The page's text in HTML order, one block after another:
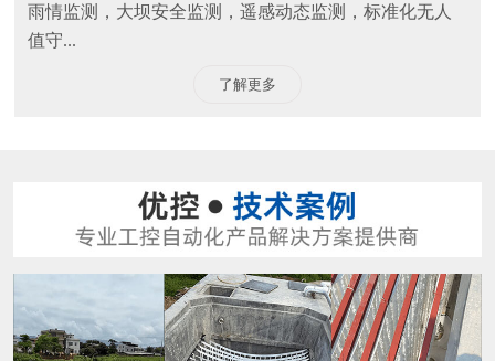
雨情监测，大坝安全监测，遥感动态监测，标准化无人
值守...
了解更多